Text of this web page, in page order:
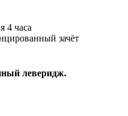
4 часа
зачёт
леверидж.